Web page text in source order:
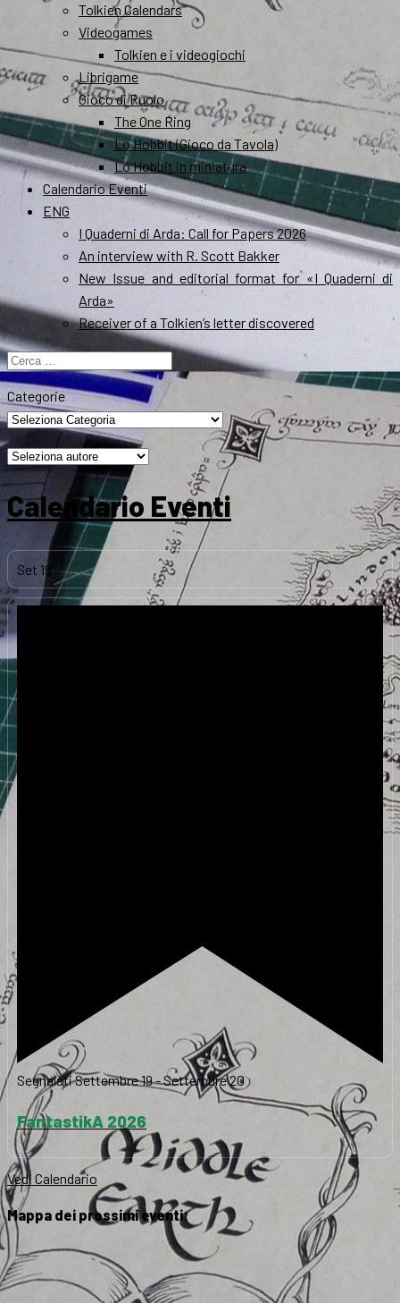
Tolkien Calendars
Videogames
Tolkien e i videogiochi
Librigame
Gioco di Ruolo
The One Ring
Lo Hobbit (Gioco da Tavola)
Lo Hobbit in miniatura
Calendario Eventi
ENG
I Quaderni di Arda: Call for Papers 2026
An interview with R. Scott Bakker
New Issue and editorial format for «I Quaderni di
Arda»
Receiver of a Tolkien’s letter discovered
Ricerca
per:
Categorie
Calendario Eventi
Set 19
SegnalatiSettembre 19-Settembre 20
FantastikA 2026
Vedi Calendario
Mappa dei prossimi eventi: